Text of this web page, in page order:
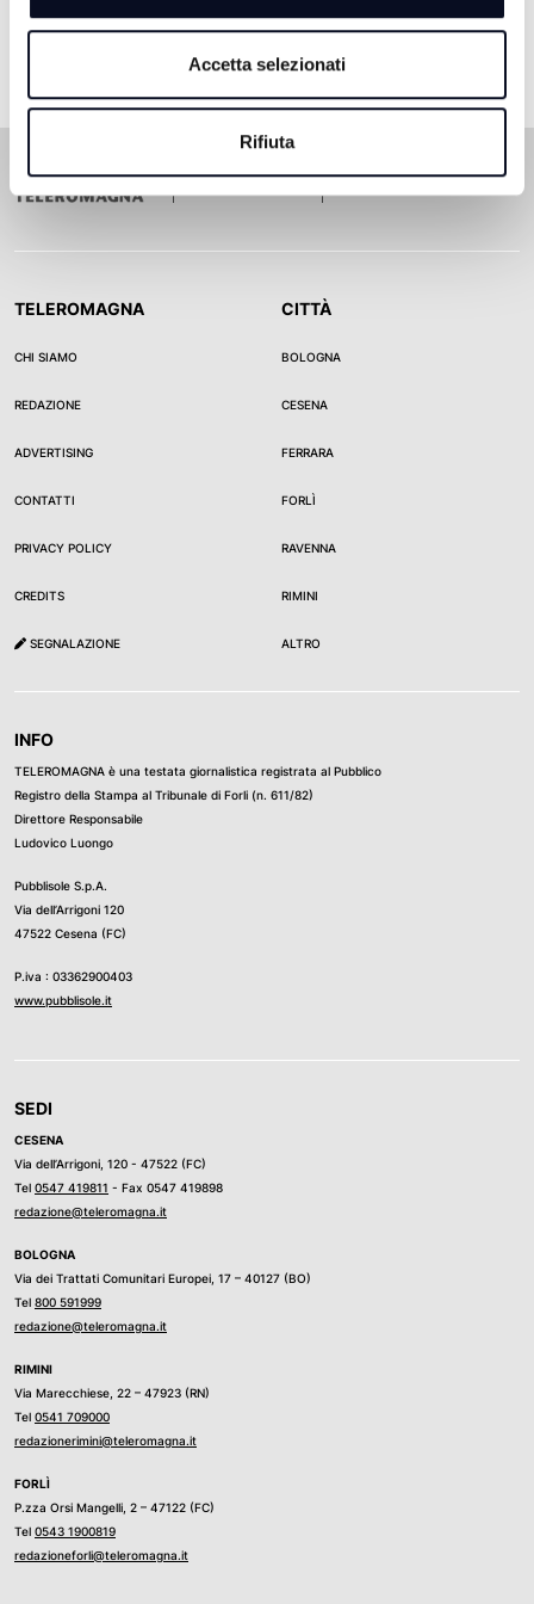
Accetta selezionati
Rifiuta
TELEROMAGNA
CHI SIAMO
REDAZIONE
ADVERTISING
CONTATTI
PRIVACY POLICY
CREDITS
SEGNALAZIONE
CITTÀ
BOLOGNA
CESENA
FERRARA
FORLÌ
RAVENNA
RIMINI
ALTRO
INFO
TELEROMAGNA è una testata giornalistica registrata al Pubblico
Registro della Stampa al Tribunale di Forli (n. 611/82)
Direttore Responsabile
Ludovico Luongo
Pubblisole S.p.A.
Via dell’Arrigoni 120
47522 Cesena (FC)
P.iva : 03362900403
www.pubblisole.it
SEDI
CESENA
Via dell’Arrigoni, 120 - 47522 (FC)
Tel 0547 419811 - Fax 0547 419898
redazione@teleromagna.it
BOLOGNA
Via dei Trattati Comunitari Europei, 17 – 40127 (BO)
Tel 800 591999
redazione@teleromagna.it
RIMINI
Via Marecchiese, 22 – 47923 (RN)
Tel 0541 709000
redazionerimini@teleromagna.it
FORLÌ
P.zza Orsi Mangelli, 2 – 47122 (FC)
Tel 0543 1900819
redazioneforli@teleromagna.it